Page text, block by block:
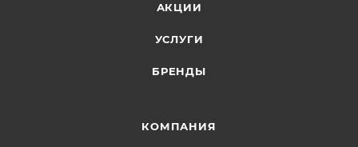
АКЦИИ
УСЛУГИ
БРЕНДЫ
КОМПАНИЯ